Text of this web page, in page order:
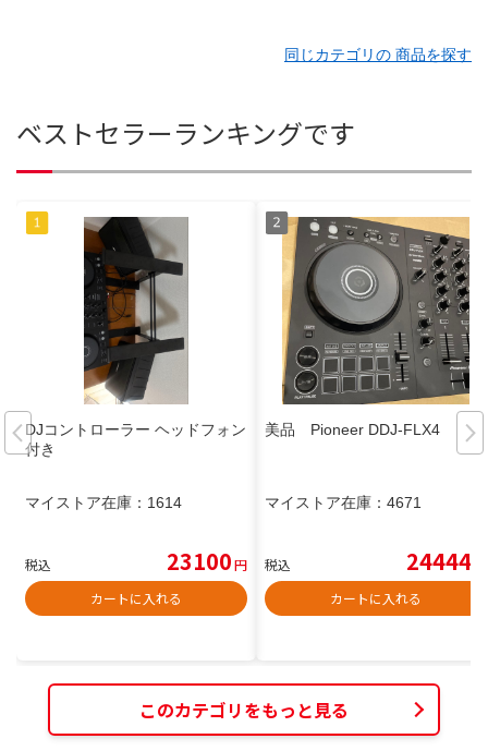
同じカテゴリの 商品を探す
ベストセラーランキングです
DJコントローラー ヘッドフォン
付き
マイストア在庫： 1614
税込 23100円
カートに入れる
美品 Pioneer DDJ-FLX4
マイストア在庫： 4671
税込 24444
カートに入れる
このカテゴリをもっと見る